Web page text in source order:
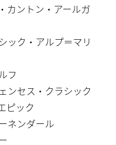
カントン・アールガ
ック・アルプ＝マリ
フ
ンセス・クラシック
ピック
ネンダール